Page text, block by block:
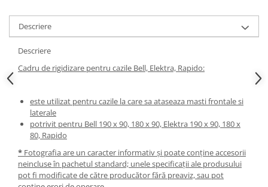
Baterii bideu si dus igienic
Cazi baie
Masti, sifoane si suporturi cazi
baie
Cazi freestanding
Cazi dreptunghiulare
Cazi de colt
Paravane de cada
Masti, sifoane si suporturi cazi
Cabine dus
Descriere
Descriere
Cadru de rigidizare pentru cazile Bell, Elektra, Rapido:
este utilizat pentru cazile la care sa ataseaza masti frontale si
laterale
potrivit pentru Bell 190 x 90, 180 x 90, Elektra 190 x 90, 180 x
80, Rapido
* Fotografia are un caracter informativ și poate conține accesorii
neincluse în pachetul standard; unele specificații ale produsului
pot fi modificate de către producător fără preaviz, sau pot